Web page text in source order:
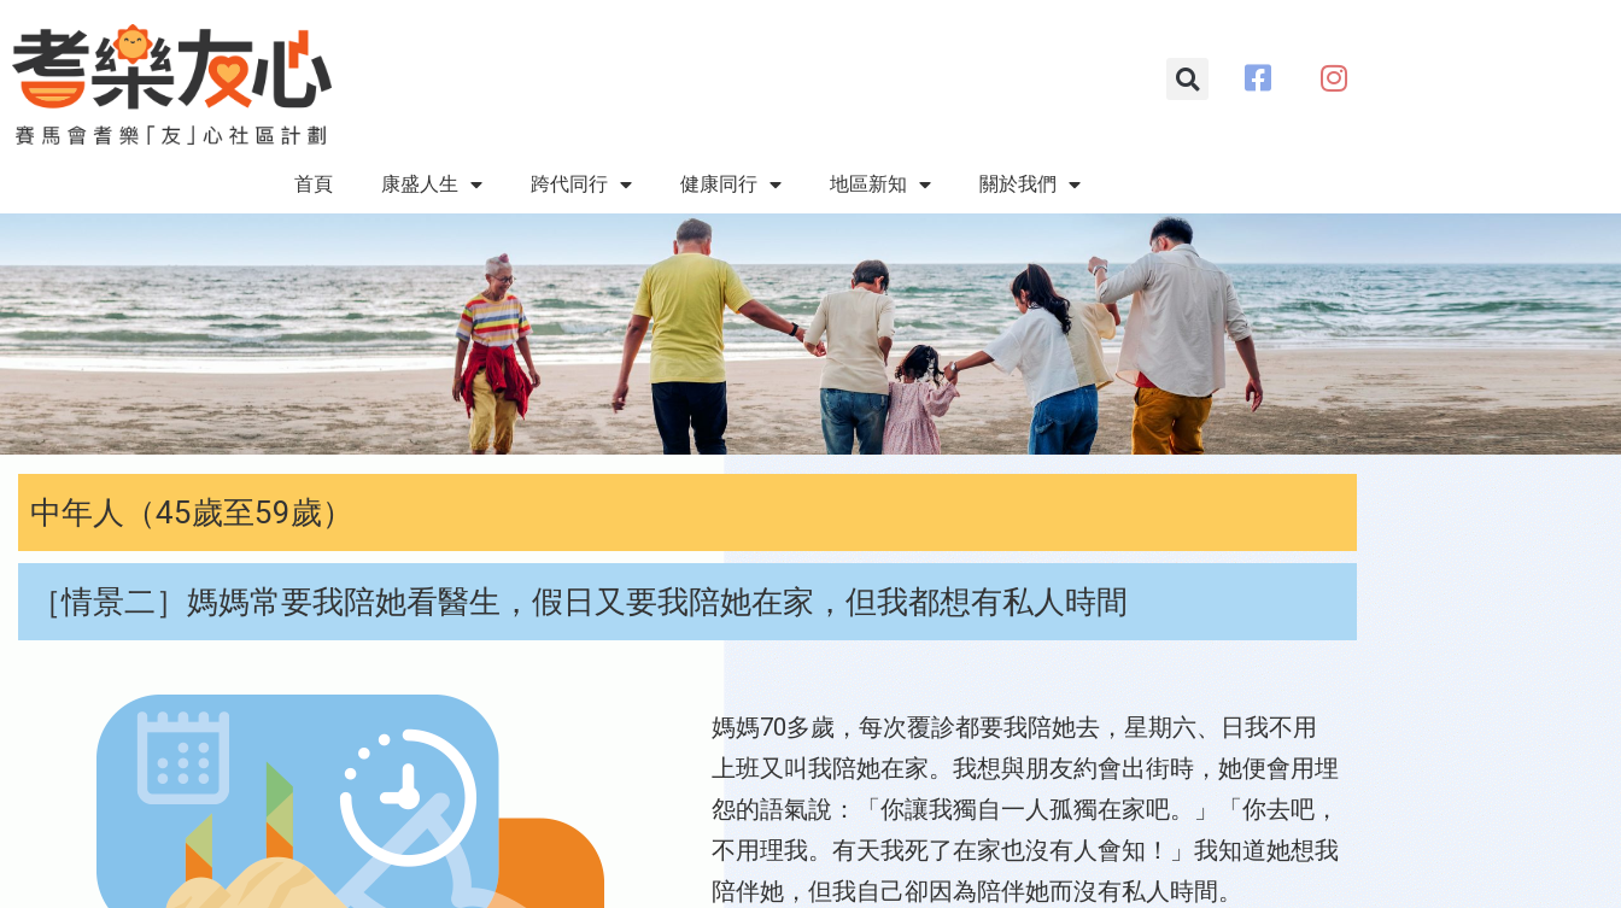
首頁 康盛人生 跨代同行 健康同行 地區新知 關於我們
中年人（45歲至59歲）
［情景二］媽媽常要我陪她看醫生，假日又要我陪她在家，但我都想有私人時間
媽媽70多歲，每次覆診都要我陪她去，星期六、日我不用
上班又叫我陪她在家。我想與朋友約會出街時，她便會用埋
怨的語氣說：「你讓我獨自一人孤獨在家吧。」「你去吧，
不用理我。有天我死了在家也沒有人會知！」我知道她想我
陪伴她，但我自己卻因為陪伴她而沒有私人時間。